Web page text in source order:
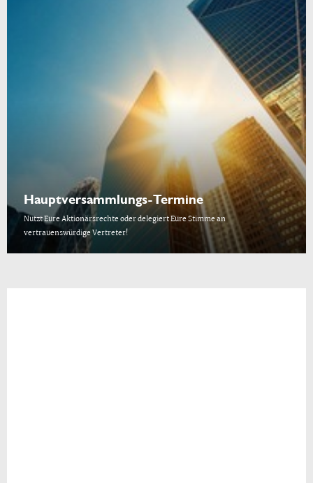
Hauptversammlungs-Termine
Nutzt Eure Aktionärsrechte oder delegiert Eure Stimme an
vertrauenswürdige Vertreter!